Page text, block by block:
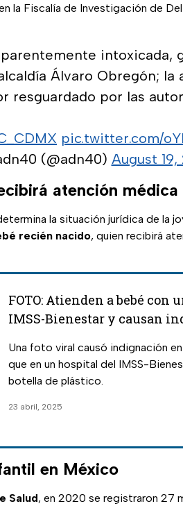
la Fiscalía de Investigación de
intoxicada,
Álvaro Obregón; la
resguardado por las
pic.twitter.com/
(@adn40) August 19,
atención médica
la situación jurídica de la
recién nacido, quien recibirá
FOTO: Atienden a bebé con
IMSS-Bienestar y causan
Una foto viral causó indignación
que en un hospital del IMSS-
botella de plástico.
23 abril, 2025
en México
Salud, en 2020 se registraron 27